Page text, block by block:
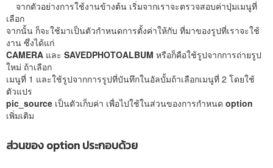
จากตัวอย่างการใช้งานข้างต้น เริ่มจากเราจะตรวจสอบค่าปุ่มเมนูที่
เลือก
จากนั้น ก็จะใช้มาเป็นตัวกำหนดการตั้งค่าให้กับ ที่มาของรูปที่เราจะใช้
งาน ซึ่งได้แก่
CAMERA และ SAVEDPHOTOALBUM หรือก็คือใช้รูปจากการถ่ายรูป
ใหม่ ถ้าเลือก
เมนูที่ 1 และใช้รูปจากการรูปที่บันทึกในอัลบั้มถ้าเลือกเมนูที่ 2 โดยใช้
ตัวแปร
pic_source เป็นตัวเก็บค่า เพื่อไปใช้ในส่วนของการกำหนด option
เพิ่มเติม
ส่วนของ option ประกอบด้วย